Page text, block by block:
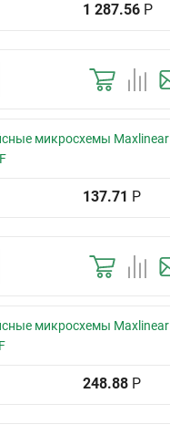
1 287.56 Р
микросхемы Maxlinear
137.71 Р
микросхемы Maxlinear
248.88 Р